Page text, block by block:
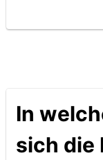
In
sich die